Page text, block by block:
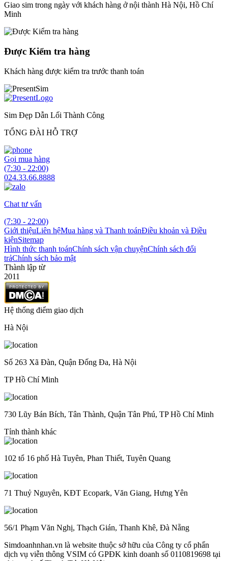
Giao sim trong ngày với khách hàng ở nội thành Hà Nội, Hồ Chí
Minh
Được Kiểm tra hàng
Khách hàng được kiểm tra trước thanh toán
Sim Đẹp Dẫn Lối Thành Công
TỔNG ĐÀI HỖ TRỢ
Gọi mua hàng
(7:30 - 22:00)
024.33.66.8888
Chat tư vấn
(7:30 - 22:00)
Giới thiệuLiên hệMua hàng và Thanh toánĐiều khoản và Điều
kiệnSitemap
Hình thức thanh toánChính sách vận chuyệnChính sách đổi
trảChính sách bảo mật
Thành lập từ
2011
Hệ thống điểm giao dịch
Hà Nội
Số 263 Xã Đàn, Quận Đống Đa, Hà Nội
TP Hồ Chí Minh
730 Lũy Bán Bích, Tân Thành, Quận Tân Phú, TP Hồ Chí Minh
Tỉnh thành khác
102 tổ 16 phố Hà Tuyên, Phan Thiết, Tuyên Quang
71 Thuỷ Nguyên, KĐT Ecopark, Văn Giang, Hưng Yên
56/1 Phạm Văn Nghị, Thạch Gián, Thanh Khê, Đà Nẵng
Simdoanhnhan.vn là website thuộc sở hữu của Công ty cổ phẩn
dịch vụ viễn thông VSIM có GPĐK kinh doanh số 0110819698 tại